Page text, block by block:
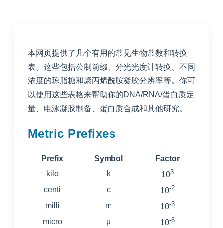
本网页提供了几个有用的常见生物常数和转换
表。这些包括公制前缀、分光光度计转换、不同
浓度的琼脂糖和聚丙烯酰胺凝胶分辨率等。你可
以使用这些表格来帮助你的DNA/RNA/蛋白质定
量、电泳凝胶制备、蛋白质合成和其他研究。
Metric Prefixes
Prefix Symbol
Factor
kilo
k 103
centi c 10-2
milli m 10-3
micro µ 10-6